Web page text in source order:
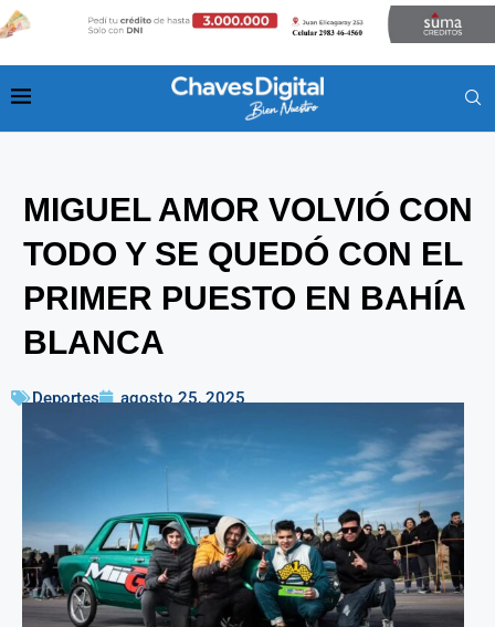
MIGUEL AMOR VOLVIÓ CON
TODO Y SE QUEDÓ CON EL
PRIMER PUESTO EN BAHÍA
BLANCA
Deportes agosto 25, 2025